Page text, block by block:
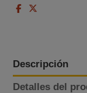
Descripción
Detalles del